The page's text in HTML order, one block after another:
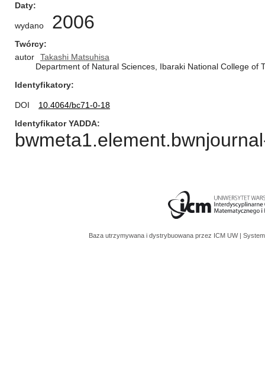
Daty
wydano 2006
Twórcy
autor
Takashi Matsuhisa
Department of Natural Sciences, Ibaraki National College
Identyfikatory
DOI
10.4064/bc71-0-18
Identyfikator YADDA
Baza utrzymywana i dystrybuowana przez ICM UW |